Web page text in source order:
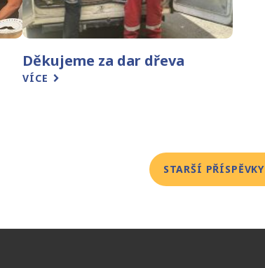
Děkujeme za dar dřeva
VÍCE
STARŠÍ PŘÍSPĚVKY